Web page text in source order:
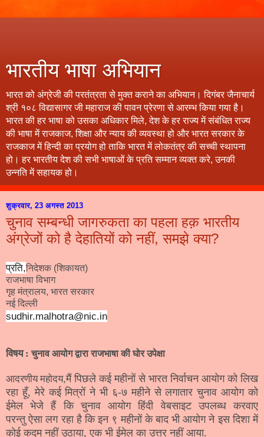
भारतीय भाषा अभियान
भारत को अंग्रेजी की परतंत्रता से मुक्त कराने का अभियान। दिगंबर जैनाचार्य
श्री १०८ विद्यासागर जी महाराज की पावन प्रेरणा से आरम्भ किया गया है।
भारत की हर भाषा को उसका अधिकार मिले, देश के हर राज्य में संबंधित राज्य
की भाषा में राजकाज, शिक्षा और न्याय की व्यवस्था हो और भारत सरकार के
राजकाज में हिन्दी का प्रयोग हो ताकि भारत में लोकतंत्र की सच्ची स्थापना
हो। हर भारतीय देश की सभी भाषाओं के प्रति सम्मान व्यक्त करे, उनकी
उन्नति में सहायक हो।
शुक्रवार, 23 अगस्त 2013
चुनाव सम्बन्धी जागरुकता का पहला हक़ भारतीय
अंग्रेजों को है देहातियों को नहीं, समझे क्या?
प्रति,निदेशक (शिकायत)
राजभाषा विभाग
गृह मंत्रालय, भारत सरकार
नई दिल्ली
sudhir.malhotra@nic.in
विषय :चुनाव आयोग द्वारा राजभाषा की घोर उपेक्षा
आदरणीय महोदय,मैं पिछले कई महीनों से भारत निर्वाचन आयोग को लिख
रहा हूँ, मेरे कई मित्रों ने भी ६-७ महीने से लगातार चुनाव आयोग को
ईमेल भेजे हैं कि चुनाव आयोग हिंदी वेबसाइट उपलब्ध करवाए
परन्तुऐसा लग रहा है किइन ९ महीनों के बाद भी आयोग ने इस दिशा में
कोई कदम नहीं उठाया, एक भी ईमेल का उत्तर नहीं आया.